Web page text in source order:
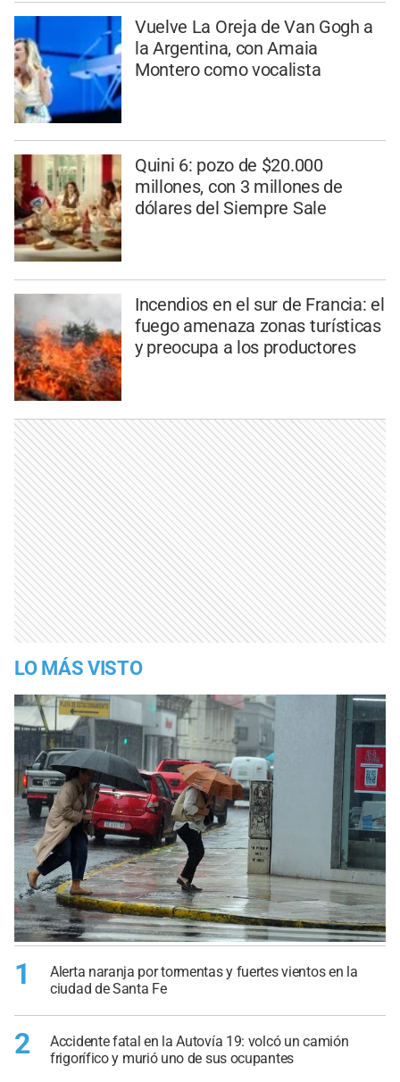
Vuelve La Oreja de Van Gogh a
la Argentina, con Amaia
Montero como vocalista
Quini 6: pozo de $20.000
millones, con 3 millones de
dólares del Siempre Sale
Incendios en el sur de Francia: el
fuego amenaza zonas turísticas
y preocupa a los productores
LO MÁS VISTO
1
Alerta naranja por tormentas y fuertes vientos en la
ciudad de Santa Fe
2
Accidente fatal en la Autovía 19: volcó un camión
frigorífico y murió uno de sus ocupantes